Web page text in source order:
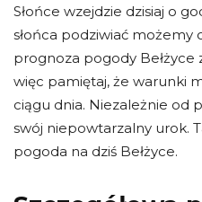
Słońce wzejdzie dzisiaj o
słońca podziwiać możemy
prognoza pogody Bełżyce
więc pamiętaj, że warunki
ciągu dnia. Niezależnie od
swój niepowtarzalny urok.
pogoda na dziś Bełżyce.